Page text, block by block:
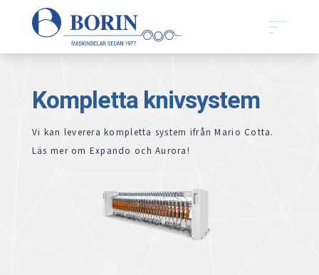
Kompletta knivsystem
Vi kan leverera kompletta system ifrån Mario Cotta.
Läs mer om Expando och Aurora!